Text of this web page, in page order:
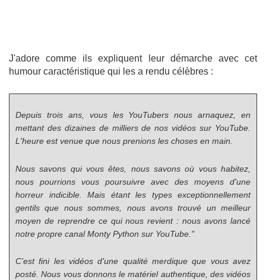
J'adore comme ils expliquent leur démarche avec cet
humour caractéristique qui les a rendu célèbres :
Depuis trois ans, vous les YouTubers nous arnaquez, en
mettant des dizaines de milliers de nos vidéos sur YouTube.
L'heure est venue que nous prenions les choses en main.
Nous savons qui vous êtes, nous savons où vous habitez,
nous pourrions vous poursuivre avec des moyens d'une
horreur indicible. Mais étant les types exceptionnellement
gentils que nous sommes, nous avons trouvé un meilleur
moyen de reprendre ce qui nous revient : nous avons lancé
notre propre canal Monty Python sur YouTube."
C'est fini les vidéos d'une qualité merdique que vous avez
posté. Nous vous donnons le matériel authentique, des vidéos